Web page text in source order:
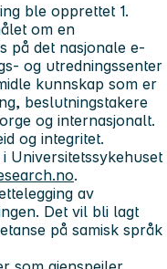
ble opprettet 1.
om en
på det nasjonale e-
og utredningssenter
kunnskap som er
beslutningstakere
og internasjonalt.
og integritet.
Universitetssykehuset
no.
av
Det vil bli lagt
på samisk språk